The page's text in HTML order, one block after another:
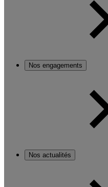
Nos engagements
Nos actualités